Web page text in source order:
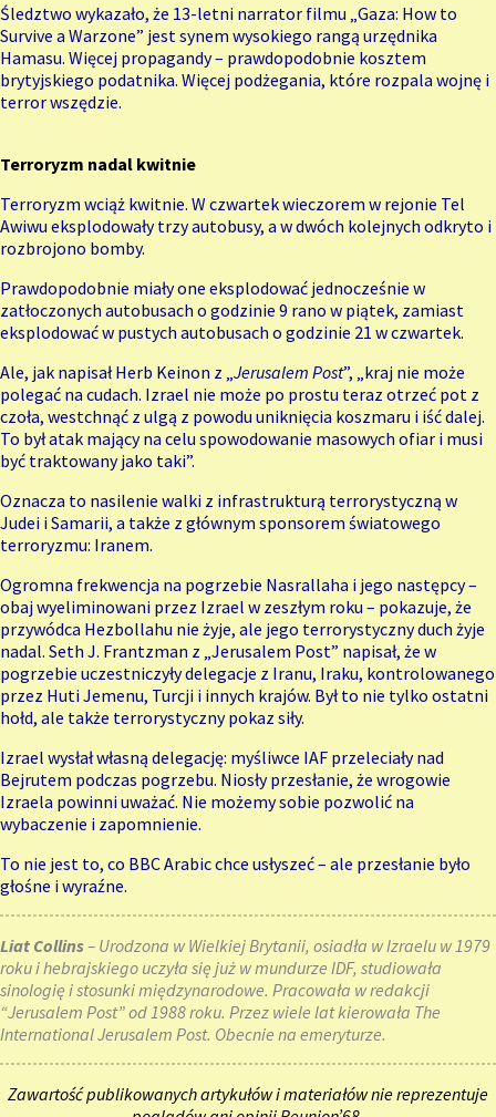
Śledztwo wykazało, że 13-letni narrator filmu „Gaza: How to
Survive a Warzone” jest synem wysokiego rangą urzędnika
Hamasu. Więcej propagandy – prawdopodobnie kosztem
brytyjskiego podatnika. Więcej podżegania, które rozpala wojnę i
terror wszędzie.
Terroryzm nadal kwitnie
Terroryzm wciąż kwitnie. W czwartek wieczorem w rejonie Tel
Awiwu eksplodowały trzy autobusy, a w dwóch kolejnych odkryto i
rozbrojono bomby.
Prawdopodobnie miały one eksplodować jednocześnie w
zatłoczonych autobusach o godzinie 9 rano w piątek, zamiast
eksplodować w pustych autobusach o godzinie 21 w czwartek.
Ale, jak napisał Herb Keinon z „ Jerusalem Post”, „kraj nie może
polegać na cudach. Izrael nie może po prostu teraz otrzeć pot z
czoła, westchnąć z ulgą z powodu uniknięcia koszmaru i iść dalej.
To był atak mający na celu spowodowanie masowych ofiar i musi
być traktowany jako taki”.
Oznacza to nasilenie walki z infrastrukturą terrorystyczną w
Judei i Samarii, a także z głównym sponsorem światowego
terroryzmu: Iranem.
Ogromna frekwencja na pogrzebie Nasrallaha i jego następcy –
obaj wyeliminowani przez Izrael w zeszłym roku – pokazuje, że
przywódca Hezbollahu nie żyje, ale jego terrorystyczny duch żyje
nadal. Seth J. Frantzman z „Jerusalem Post” napisał, że w
pogrzebie uczestniczyły delegacje z Iranu, Iraku, kontrolowanego
przez Huti Jemenu, Turcji i innych krajów. Był to nie tylko ostatni
hołd, ale także terrorystyczny pokaz siły.
Izrael wysłał własną delegację: myśliwce IAF przeleciały nad
Bejrutem podczas pogrzebu. Niosły przesłanie, że wrogowie
Izraela powinni uważać. Nie możemy sobie pozwolić na
wybaczenie i zapomnienie.
To nie jest to, co BBC Arabic chce usłyszeć – ale przesłanie było
głośne i wyraźne.
Liat Collins– Urodzona w Wielkiej Brytanii, osiadła w Izraelu w 1979
roku i hebrajskiego uczyła się już w mundurze IDF, studiowała
sinologię i stosunki międzynarodowe. Pracowała w redakcji
“Jerusalem Post” od 1988 roku. Przez wiele lat kierowała The
International Jerusalem Post. Obecnie na emeryturze.
Zawartość publikowanych artykułów i materiałów nie reprezentuje